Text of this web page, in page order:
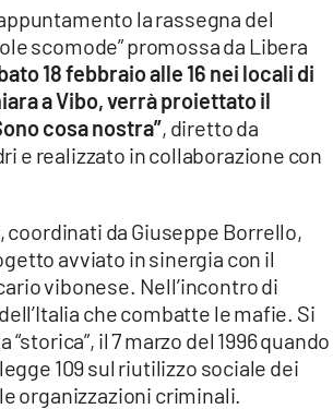
la rassegna del
scomode” promossa da Libera
18 febbraio alle 16 nei locali di
a Vibo, verrà proiettato il
cosa nostra”, diretto da
e realizzato in collaborazione con
coordinati da Giuseppe Borrello,
avviato in sinergia con il
vibonese. Nell’incontro di
che combatte le mafie. Si
“storica”, il 7 marzo del 1996 quando
109 sul riutilizzo sociale dei
organizzazioni criminali.